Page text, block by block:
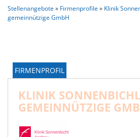
Stellenangebote Firmenprofile
Klinik
gemeinnützige GmbH
FIRMENPROFIL
KLINIK SONNENBICHL
GEMEINNÜTZIGE